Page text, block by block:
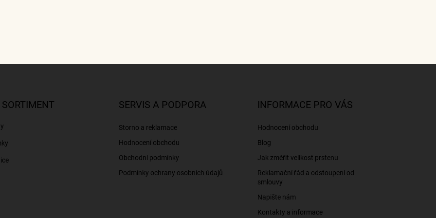
SERVIS A PODPORA
Storno a reklamace
Hodnocení obchodu
Obchodní podmínky
Podmínky ochrany osobních údajů
INFORMACE PRO VÁS
Hodnocení obchodu
Blog
Jak změřit velikost prstenu
Reklamační řád a odstoupení od
smlouvy
Napište nám
Kontakty a informace